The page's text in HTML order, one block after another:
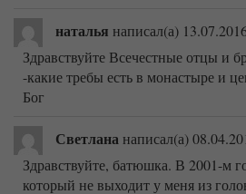
наталья написал(а)
Здравствуйте Всечестные отцы и
-какие требы есть в монастыре и
Бог
Светлананаписал(а)
Здравствуйте, батюшка. В 2001-м
который не выходит у меня из